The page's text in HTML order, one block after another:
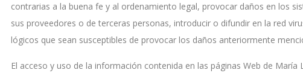
contrarias a la buena fe y al ordenamiento legal, provocar daños en los
sus proveedores o de terceras personas, introducir o difundir en la red
lógicos que sean susceptibles de provocar los daños anteriormente
El acceso y uso de la información contenida en las páginas Web de María